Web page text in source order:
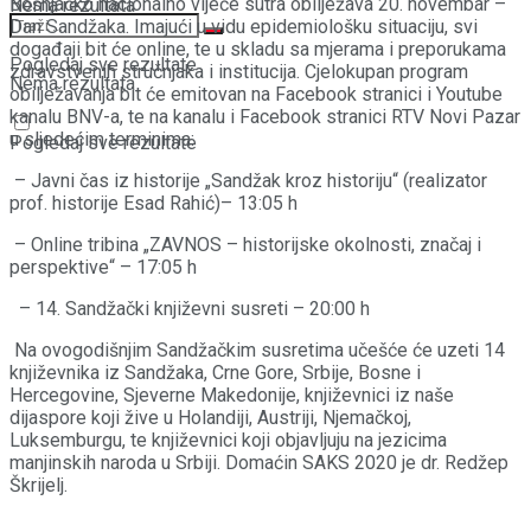
Nema rezultata
Pogledaj sve rezultate
Nema rezultata
Pogledaj sve rezultate
Dan Sandžaka. Imajući u vidu epidemiološku situaciju, svi
događaji bit će online, te u skladu sa mjerama i preporukama
zdravstvenih stručnjaka i institucija. Cjelokupan program
obilježavanja bit će emitovan na Facebook stranici i Youtube
kanalu BNV-a, te na kanalu i Facebook stranici RTV Novi Pazar
u sljedećim terminima:
– Javni čas iz historije „Sandžak kroz historiju“ (realizator
prof. historije Esad Rahić)– 13:05 h
– Online tribina „ZAVNOS – historijske okolnosti, značaj i
perspektive“ – 17:05 h
– 14. Sandžački književni susreti – 20:00 h
Na ovogodišnjim Sandžačkim susretima učešće će uzeti 14
književnika iz Sandžaka, Crne Gore, Srbije, Bosne i
Hercegovine, Sjeverne Makedonije, književnici iz naše
dijaspore koji žive u Holandiji, Austriji, Njemačkoj,
Luksemburgu, te književnici koji objavljuju na jezicima
manjinskih naroda u Srbiji. Domaćin SAKS 2020 je dr. Redžep
Škrijelj.